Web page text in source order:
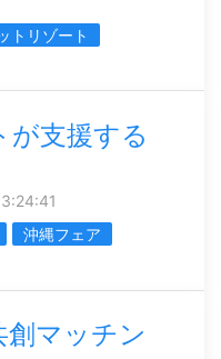
トリゾート
が支援する
沖縄フェア
創マッチン